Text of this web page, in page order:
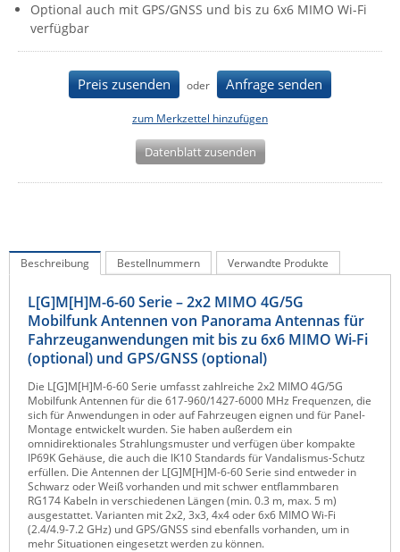
Kerlink
Kramer Electronics
KVM TEC
Legrand
Moxa
PatchSee
Power Kingdom
Poynting
Raritan
Riello UPS
Server Technology
Siretta
SIRIO Antenne
Sunbird
Tactical Software
Optional auch mit GPS/GNSS und bis zu 6x6 MIMO Wi-Fi
verfügbar
Preis zusenden oder Anfrage senden
zum Merkzettel hinzufügen
Datenblatt zusenden
Beschreibung Bestellnummern Verwandte Produkte
L[G]M[H]M-6-60 Serie – 2x2 MIMO 4G/5G
Mobilfunk Antennen von Panorama Antennas für
Fahrzeuganwendungen mit bis zu 6x6 MIMO Wi-Fi
(optional) und GPS/GNSS (optional)
Die L[G]M[H]M-6-60 Serie umfasst zahlreiche 2x2 MIMO 4G/5G
Mobilfunk Antennen für die 617-960/1427-6000 MHz Frequenzen, die
sich für Anwendungen in oder auf Fahrzeugen eignen und für Panel-
Montage entwickelt wurden. Sie haben außerdem ein
omnidirektionales Strahlungsmuster und verfügen über kompakte
IP69K Gehäuse, die auch die IK10 Standards für Vandalismus-Schutz
erfüllen. Die Antennen der L[G]M[H]M-6-60 Serie sind entweder in
Schwarz oder Weiß vorhanden und mit schwer entflammbaren
RG174 Kabeln in verschiedenen Längen (min. 0.3 m, max. 5 m)
ausgestattet. Varianten mit 2x2, 3x3, 4x4 oder 6x6 MIMO Wi-Fi
(2.4/4.9-7.2 GHz) und GPS/GNSS sind ebenfalls vorhanden, um in
mehr Situationen eingesetzt werden zu können.